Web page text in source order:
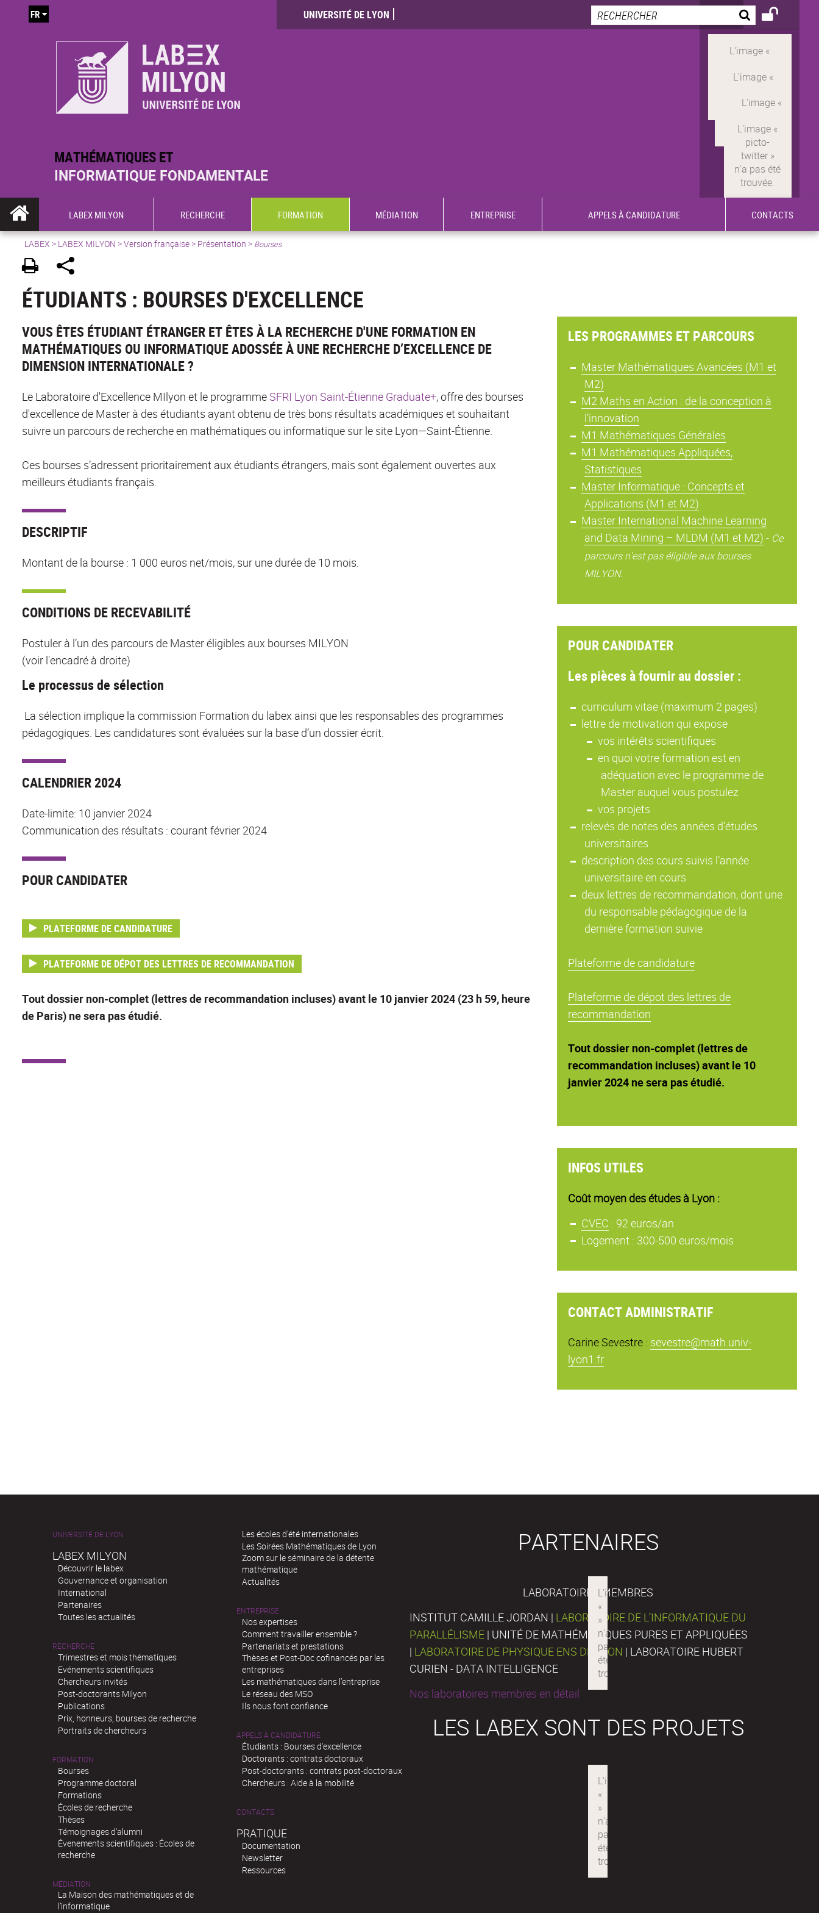
MATHÉMATIQUES ET
INFORMATIQUE FONDAMENTALE
UNIVERSITÉ DE LYON
FR
LABEX MILYON RECHERCHE FORMATION MÉDIATION ENTREPRISE APPELS À CANDIDATURE CONTACTS
LABEX > LABEX MILYON >Version française> Présentation > Bourses
ÉTUDIANTS : BOURSES D'EXCELLENCE
VOUS ÊTES ÉTUDIANT ÉTRANGER ET ÊTES À LA RECHERCHE D'UNE FORMATION EN
MATHÉMATIQUES OU INFORMATIQUE ADOSSÉE À UNE RECHERCHE D’EXCELLENCE DE
DIMENSION INTERNATIONALE ?
Le Laboratoire d'Excellence MIlyon et le programmeSFRI Lyon Saint-Étienne Graduate+, offre des bourses
d'excellence de Master à des étudiants ayant obtenu de très bons résultats académiques et souhaitant
suivre un parcours de recherche en mathématiques ou informatique sur le site Lyon—Saint-Étienne.
Ces bourses s’adressent prioritairement aux étudiants étrangers, mais sont également ouvertes aux
meilleurs étudiants français.
DESCRIPTIF
Montant de la bourse : 1 000 euros net/mois, sur une durée de 10 mois.
CONDITIONS DE RECEVABILITÉ
Postuler à l’un des parcours de Master éligibles aux bourses MILYON
(voir l'encadré à droite)
Le processus de sélection
La sélection implique la commission Formation du labex ainsi que les responsables des programmes
pédagogiques. Les candidatures sont évaluées sur la base d’un dossier écrit.
CALENDRIER 2024
Date-limite: 10 janvier 2024
Communication des résultats : courant février 2024
POUR CANDIDATER
PLATEFORME DE CANDIDATURE
PLATEFORME DE DÉPOT DES LETTRES DE RECOMMANDATION
Tout dossier non-complet (lettres de recommandation incluses) avant le 10 janvier 2024 (23 h 59, heure
de Paris) ne sera pas étudié.
LES PROGRAMMES ET PARCOURS
Master Mathématiques Avancées (M1 et
M2)
M2 Maths en Action : de la conception à
l’innovation
M1 Mathématiques Générales
M1 Mathématiques Appliquées,
Statistiques
Master Informatique : Concepts et
Applications (M1 et M2)
Master International Machine Learning
and Data Mining – MLDM (M1 et M2) - Ce
parcours n'est pas éligible aux bourses
MILYON.
POUR CANDIDATER
Les pièces à fournir au dossier :
curriculum vitae (maximum 2 pages)
lettre de motivation qui expose
vos intérêts scientifiques
en quoi votre formation est en
adéquation avec le programme de
Master auquel vous postulez
vos projets
relevés de notes des années d’études
universitaires
description des cours suivis l’année
universitaire en cours
deux lettres de recommandation, dont une
du responsable pédagogique de la
dernière formation suivie
Plateforme de candidature
Plateforme de dépot des lettres de
recommandation
Tout dossier non-complet (lettres de
recommandation incluses) avant le 10
janvier 2024 ne sera pas étudié.
INFOS UTILES
Coût moyen des études à Lyon :
CVEC : 92 euros/an
Logement : 300-500 euros/mois
CONTACT ADMINISTRATIF
Carine Sevestre : sevestre@math.univ-
lyon1.fr
UNIVERSITÉ DE LYON
LABEX MILYON
Découvrir le labex
Gouvernance et organisation
International
Partenaires
Toutes les actualités
RECHERCHE
Trimestres et mois thématiques
Evénements scientifiques
Chercheurs invités
Post-doctorants Milyon
Publications
Prix, honneurs, bourses de recherche
Portraits de chercheurs
FORMATION
Bourses
Programme doctoral
Formations
Écoles de recherche
Thèses
Témoignages d'alumni
Évenements scientifiques : Écoles de
recherche
MÉDIATION
La Maison des mathématiques et de
l’informatique
Les écoles d'été internationales
Les Soirées Mathématiques de Lyon
Zoom sur le séminaire de la détente
mathématique
Actualités
ENTREPRISE
Nos expertises
Comment travailler ensemble ?
Partenariats et prestations
Thèses et Post-Doc cofinancés par les
entreprises
Les mathématiques dans l’entreprise
Le réseau des MSO
Ils nous font confiance
APPELS À CANDIDATURE
Étudiants : Bourses d'excellence
Doctorants : contrats doctoraux
Post-doctorants : contrats post-doctoraux
Chercheurs : Aide à la mobilité
CONTACTS
PRATIQUE
Documentation
Newsletter
Ressources
PARTENAIRES
LABORATOIRES MEMBRES
INSTITUT CAMILLE JORDAN | LABORATOIRE DE L’INFORMATIQUE DU
PARALLÉLISME | UNITÉ DE MATHÉMATIQUES PURES ET APPLIQUÉES
| LABORATOIRE DE PHYSIQUE ENS DE LYON | LABORATOIRE HUBERT
CURIEN - DATA INTELLIGENCE
Nos laboratoires membres en détail
LES LABEX SONT DES PROJETS